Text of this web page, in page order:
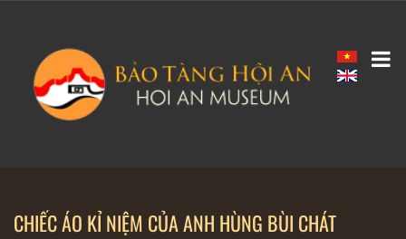
CHIẾC ÁO KỈ NIỆM CỦA ANH HÙNG BÙI CHÁT